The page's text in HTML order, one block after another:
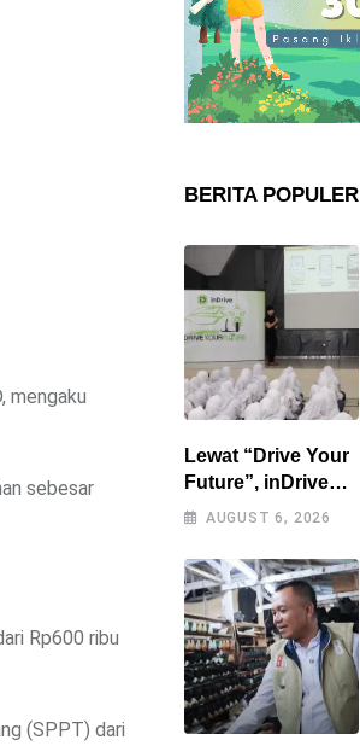
mengaku
sebesar
Rp600 ribu
(SPPT) dari
BERITA POPULER
Lewat “Drive Your
Future”, inDrive
Dorong Generasi
Jadi Pengguna
Jalan yang Lebih
Bertanggung
Jawab
AUGUST 6, 2026